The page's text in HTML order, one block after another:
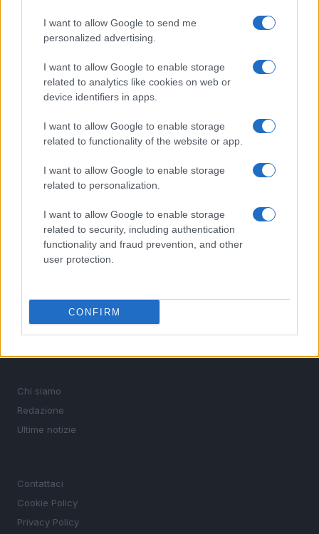
I want to allow Google to send me
personalized advertising.
I want to allow Google to enable storage
related to analytics like cookies on web or
device identifiers in apps.
I want to allow Google to enable storage
related to functionality of the website or app.
I want to allow Google to enable storage
related to personalization.
I want to allow Google to enable storage
related to security, including authentication
functionality and fraud prevention, and other
user protection.
CONFIRM
Sportmagazine: notizie, approfondimenti e classifiche su
MotoGP e Olimpiadi. Le ultime news dalle competizioni
nazionali e internazionali, gli highlight delle partite, le
interviste ai protagonisti e i risultati in tempo reale di tutte
le discipline che fanno emozionare gli appassionati di
SEZIONI
Calcio
Tennis
Motori
Altri sport
Chi siamo
Redazione
Ultime notizie
Contattaci
Cookie Policy
Privacy Policy